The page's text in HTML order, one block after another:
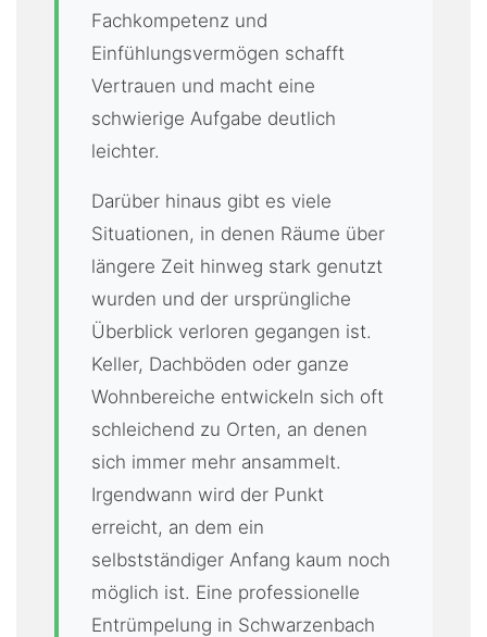
Fachkompetenz und
Einfühlungsvermögen schafft
Vertrauen und macht eine
schwierige Aufgabe deutlich
leichter.
Darüber hinaus gibt es viele
Situationen, in denen Räume über
längere Zeit hinweg stark genutzt
wurden und der ursprüngliche
Überblick verloren gegangen ist.
Keller, Dachböden oder ganze
Wohnbereiche entwickeln sich oft
schleichend zu Orten, an denen
sich immer mehr ansammelt.
Irgendwann wird der Punkt
erreicht, an dem ein
selbstständiger Anfang kaum noch
möglich ist. Eine professionelle
Entrümpelung in Schwarzenbach